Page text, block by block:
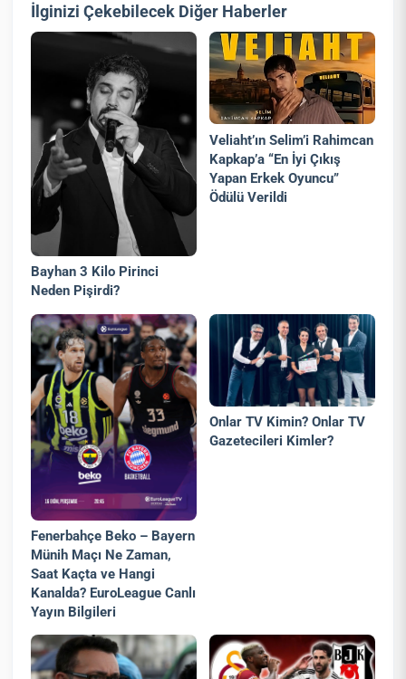
İlginizi Çekebilecek Diğer Haberler
Bayhan 3 Kilo Pirinci
Neden Pişirdi?
Veliaht’ın Selim’i Rahimcan
Kapkap’a “En İyi Çıkış
Yapan Erkek Oyuncu”
Ödülü Verildi
Fenerbahçe Beko – Bayern
Münih Maçı Ne Zaman,
Saat Kaçta ve Hangi
Kanalda? EuroLeague Canlı
Yayın Bilgileri
Onlar TV Kimin? Onlar TV
Gazetecileri Kimler?